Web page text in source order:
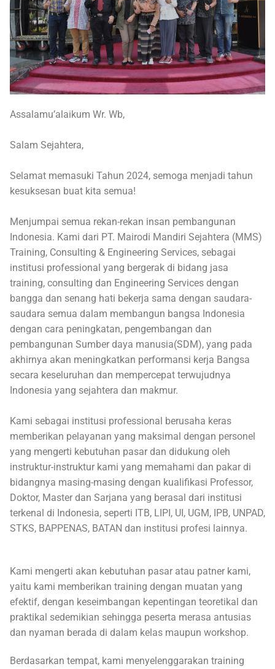
Assalamu’alaikum Wr. Wb,
Salam Sejahtera,
Selamat memasuki Tahun 2024, semoga menjadi tahun
kesuksesan buat kita semua!
Menjumpai semua rekan-rekan insan pembangunan
Indonesia. Kami dari PT. Mairodi Mandiri Sejahtera (MMS)
Training, Consulting & Engineering Services, sebagai
institusi professional yang bergerak di bidang jasa
training, consulting dan Engineering Services dengan
bangga dan senang hati bekerja sama dengan saudara-
saudara semua dalam membangun bangsa Indonesia
dengan cara peningkatan, pengembangan dan
pembangunan Sumber daya manusia(SDM), yang pada
akhirnya akan meningkatkan performansi kerja Bangsa
secara keseluruhan dan mempercepat terwujudnya
Indonesia yang sejahtera dan makmur.
Kami sebagai institusi professional berusaha keras
memberikan pelayanan yang maksimal dengan personel
yang mengerti kebutuhan pasar dan didukung oleh
instruktur-instruktur kami yang memahami dan pakar di
bidangnya masing-masing dengan kualifikasi Professor,
Doktor, Master dan Sarjana yang berasal dari institusi
terkenal di Indonesia, seperti ITB, LIPI, UI, UGM, IPB, UNPAD,
STKS, BAPPENAS, BATAN dan institusi profesi lainnya.
Kami mengerti akan kebutuhan pasar atau patner kami,
yaitu kami memberikan training dengan muatan yang
efektif, dengan keseimbangan kepentingan teoretikal dan
praktikal sedemikian sehingga peserta merasa antusias
dan nyaman berada di dalam kelas maupun workshop.
Berdasarkan tempat, kami menyelenggarakan training